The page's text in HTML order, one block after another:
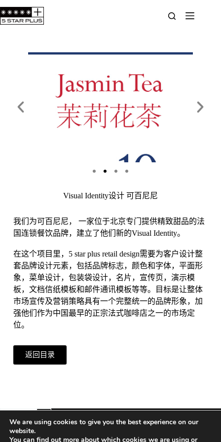
Visual Identity设计 可百尼尼
我们为可百尼尼， 一家位于北京专门提供精致甜品的法
国连锁餐饮品牌，建立了他们新的Visual Identity。
在这个项目里，5 star plus retail design需要为客户设计整
套品牌设计元素，包括品牌标志，颜色和字体，平面形
象，菜单设计，包装袋设计，名片，宣传页，演示模
板，文档信纸模板和邮件通讯模板等等。目标是让整体
市场宣传及营销策略具有一个完整统一的品牌形象，加
强他们作为中国最早的正宗法式咖啡店之一的市场定
位。
返回目录
We are using cookies to give you the best experience on our
website.
You can find out more about which cookies we are using or